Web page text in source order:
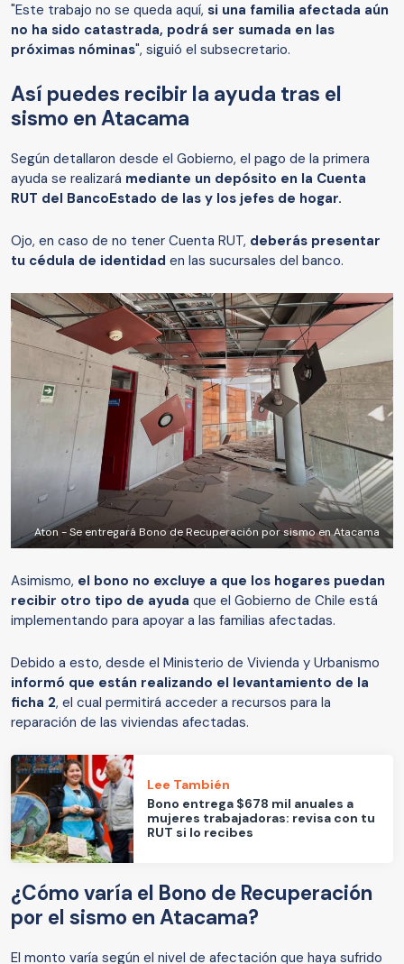
"Este trabajo no se queda aquí, si una familia afectada aún
no ha sido catastrada, podrá ser sumada en las
próximas nóminas", siguió el subsecretario.
Así puedes recibir la ayuda tras el
sismo en Atacama
Según detallaron desde el Gobierno, el pago de la primera
ayuda se realizará mediante un depósito en la Cuenta
RUT del BancoEstado de las y los jefes de hogar.
Ojo, en caso de no tener Cuenta RUT, deberás presentar
tu cédula de identidad en las sucursales del banco.
Aton - Se entregará Bono de Recuperación por sismo en Atacama
Asimismo, el bono no excluye a que los hogares puedan
recibir otro tipo de ayuda que el Gobierno de Chile está
implementando para apoyar a las familias afectadas.
Debido a esto, desde el Ministerio de Vivienda y Urbanismo
informó que están realizando el levantamiento de la
ficha 2, el cual permitirá acceder a recursos para la
reparación de las viviendas afectadas.
Lee También
Bono entrega $678 mil anuales a
mujeres trabajadoras: revisa con tu
RUT si lo recibes
¿Cómo varía el Bono de Recuperación
por el sismo en Atacama?
El monto varía según el nivel de afectación que haya sufrido